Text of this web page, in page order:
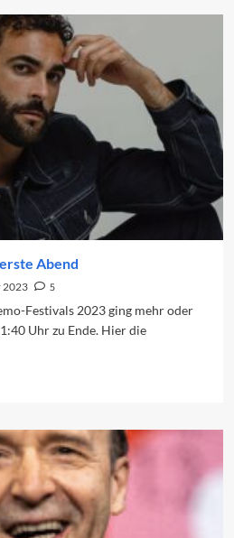
Abend
2023
5
Festivals 2023 ging mehr oder
Uhr zu Ende. Hier die